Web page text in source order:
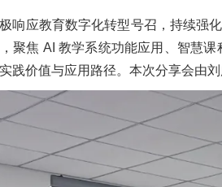
响应教育数字化转型号召，持续强
聚焦 AI 教学系统功能应用、智慧
践价值与应用路径。本次分享会由刘